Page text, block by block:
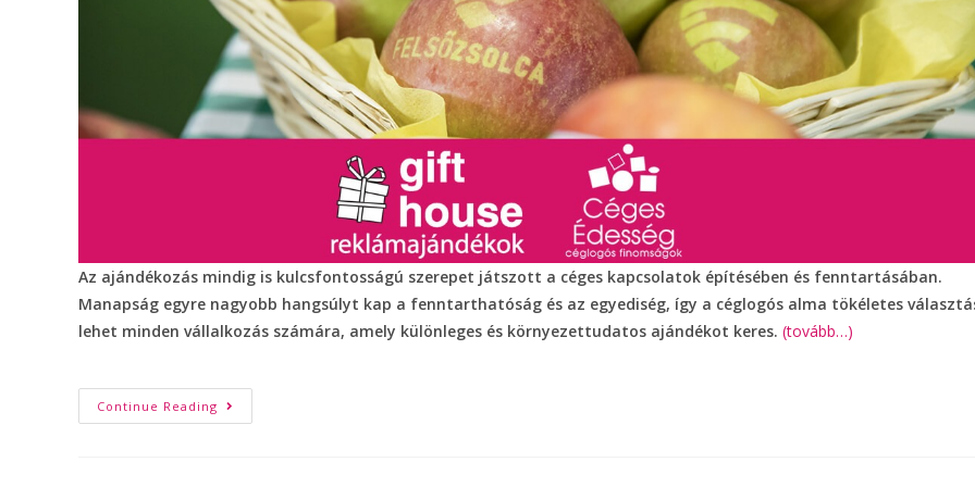
Az ajándékozás mindig is kulcsfontosságú szerepet játszott a céges kapcsolatok építésében és fenntartásában.
Manapság egyre nagyobb hangsúlyt kap a fenntarthatóság és az egyediség, így a céglogós alma tökéletes
lehet minden vállalkozás számára, amely különleges és környezettudatos ajándékot keres. (tovább…)
Continue Reading